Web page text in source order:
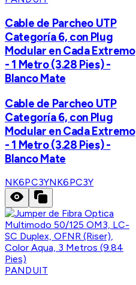
Cable de Parcheo UTP
Categoría 6, con Plug
Modular en Cada Extremo
- 1 Metro (3.28 Pies) -
Blanco Mate
Cable de Parcheo UTP
Categoría 6, con Plug
Modular en Cada Extremo
- 1 Metro (3.28 Pies) -
Blanco Mate
NK6PC3YNK6PC3Y
PANDUIT